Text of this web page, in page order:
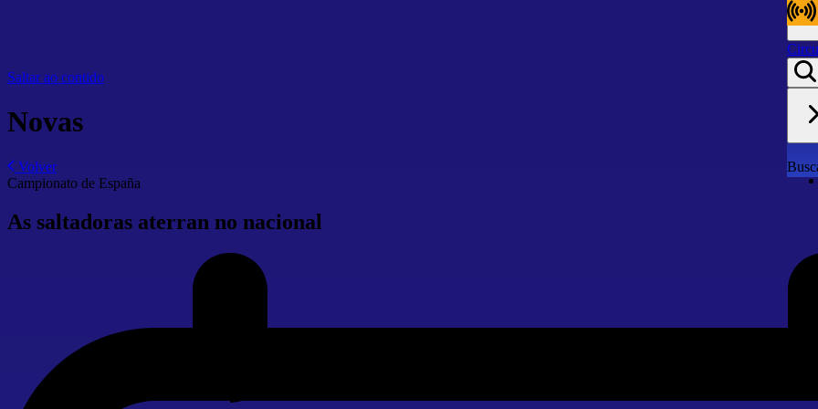
Saltar ao contido
Novas
Volver
Campionato de España
As saltadoras aterran no nacional